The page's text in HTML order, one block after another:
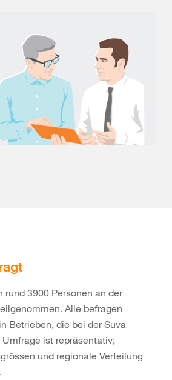
rund 3900 Personen an der
Alle befragen
Betrieben, die bei der Suva
ist repräsentativ;
und regionale Verteilung